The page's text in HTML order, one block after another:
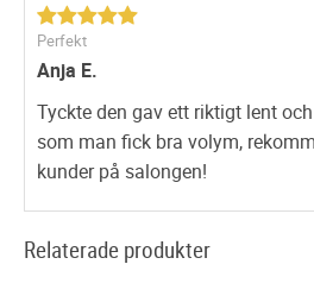
Perfekt
Anja E.
Tyckte den gav ett riktigt lent
som man fick bra volym,
kunder på salongen!
Relaterade produkter